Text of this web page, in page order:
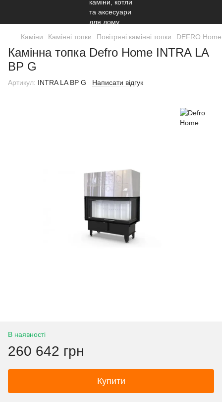
Каміни Камінні топки Повітряні камінні топки DEFRO Home
Камінна топка Defro Home INTRA LA
BP G
Артикул: INTRA LA BP G Написати відгук
В наявності
260 642 грн
Купити